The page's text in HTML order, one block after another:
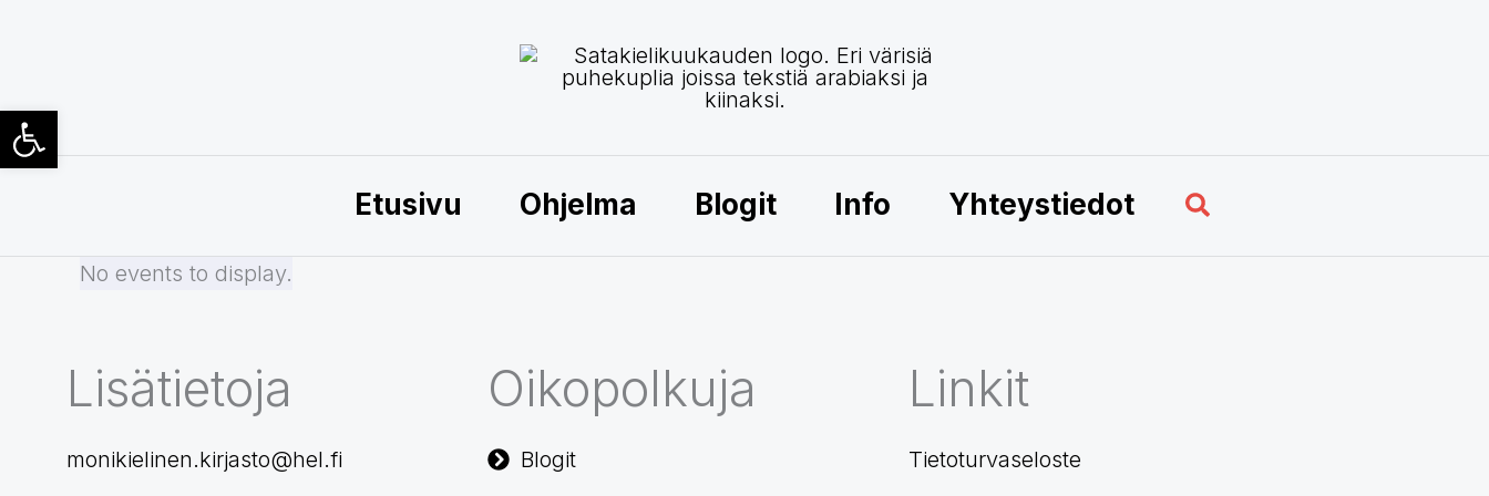
Etusivu Ohjelma Blogit Info Yhteystiedot Hae
No events to display.
Lisätietoja
monikielinen.kirjasto@hel.fi
Oikopolkuja
Blogit
Linkit
Tietoturvaseloste
Open toolbar